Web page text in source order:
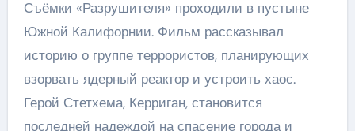
Съёмки «Разрушителя» проходили в пустыне
Южной Калифорнии. Фильм рассказывал
историю о группе террористов, планирующих
взорвать ядерный реактор и устроить хаос.
Герой Стетхема, Керриган, становится
последней надеждой на спасение города и